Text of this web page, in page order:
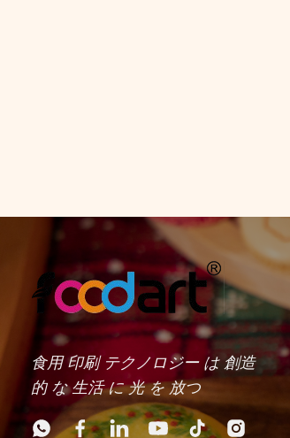
食用 印刷 テクノロジー は 創造
的 な 生活 に 光 を 放つ